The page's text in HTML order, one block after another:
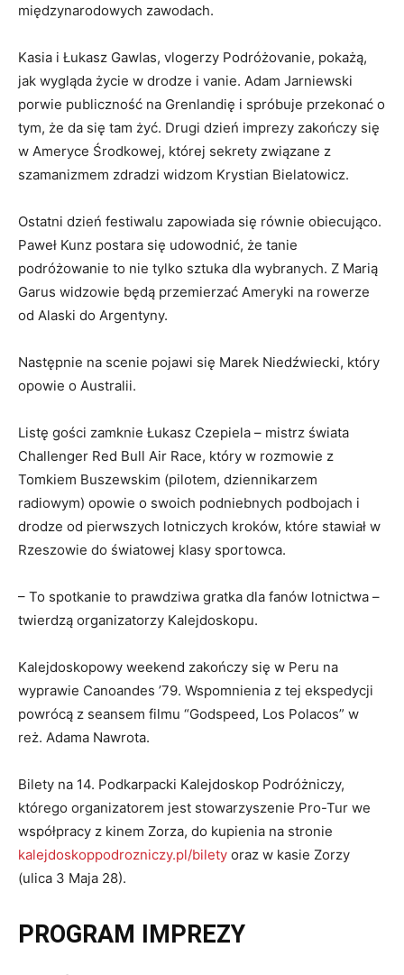
międzynarodowych zawodach.
Kasia i Łukasz Gawlas, vlogerzy Podróżovanie, pokażą,
jak wygląda życie w drodze i vanie. Adam Jarniewski
porwie publiczność na Grenlandię i spróbuje przekonać o
tym, że da się tam żyć. Drugi dzień imprezy zakończy się
w Ameryce Środkowej, której sekrety związane z
szamanizmem zdradzi widzom Krystian Bielatowicz.
Ostatni dzień festiwalu zapowiada się równie obiecująco.
Paweł Kunz postara się udowodnić, że tanie
podróżowanie to nie tylko sztuka dla wybranych. Z Marią
Garus widzowie będą przemierzać Ameryki na rowerze
od Alaski do Argentyny.
Następnie na scenie pojawi się Marek Niedźwiecki, który
opowie o Australii.
Listę gości zamknie Łukasz Czepiela – mistrz świata
Challenger Red Bull Air Race, który w rozmowie z
Tomkiem Buszewskim (pilotem, dziennikarzem
radiowym) opowie o swoich podniebnych podbojach i
drodze od pierwszych lotniczych kroków, które stawiał w
Rzeszowie do światowej klasy sportowca.
– To spotkanie to prawdziwa gratka dla fanów lotnictwa –
twierdzą organizatorzy Kalejdoskopu.
Kalejdoskopowy weekend zakończy się w Peru na
wyprawie Canoandes ’79. Wspomnienia z tej ekspedycji
powrócą z seansem filmu “Godspeed, Los Polacos” w
reż. Adama Nawrota.
Bilety na 14. Podkarpacki Kalejdoskop Podróżniczy,
którego organizatorem jest stowarzyszenie Pro-Tur we
współpracy z kinem Zorza, do kupienia na stronie
kalejdoskoppodrozniczy.pl/bilety oraz w kasie Zorzy
(ulica 3 Maja 28).
PROGRAM IMPREZY